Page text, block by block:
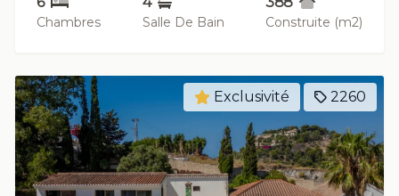
Chambres Salle De Bain Construite (m2)
Exclusivité 2260